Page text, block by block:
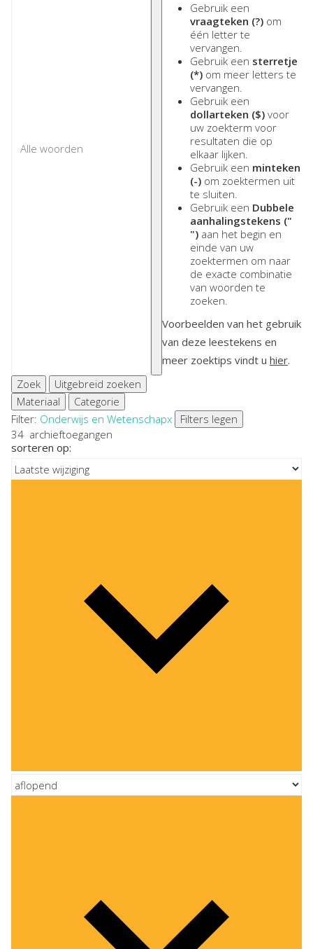
Gebruik een
vraagteken (?) om
één letter te
vervangen.
Gebruik een sterretje
(*) om meer letters te
vervangen.
Gebruik een
dollarteken ($) voor
uw zoekterm voor
resultaten die op
elkaar lijken.
Gebruik een minteken
(-) om zoektermen uit
te sluiten.
Gebruik een Dubbele
aanhalingstekens ("
") aan het begin en
einde van uw
zoektermen om naar
de exacte combinatie
van woorden te
zoeken.
Voorbeelden van het gebruik
van deze leestekens en
meer zoektips vindt u hier.
Zoek
Uitgebreid zoeken
Materiaal
Categorie
Filter: Onderwijs en Wetenschapx
Filters legen
34 archieftoegangen
sorteren op: